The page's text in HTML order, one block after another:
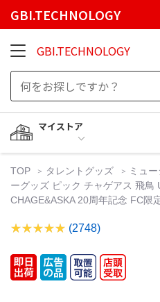
GBI.TECHNOLOGY
GBI.TECHNOLOGY
マイストア
TOP タレントグッズ ミュ
ーグッズ ピック チャゲアス 飛鳥
CHAGE&ASKA 20周年記念 FC限
(2748)